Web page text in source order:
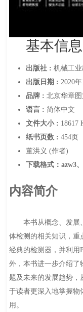
基本信息
出版社 : 机械工业
出版日期 : 2020
品牌 : 北京华章
语言 : 简体中文
文件大小 : 18617
纸书页数 : 454页
董洪义 (作者)
下载格式：azw3
内容简介
本书从概念、发展、
体检测的相关知识，重
经典的检测器，并利用
外，本书进一步介绍了
题及未来的发展趋势，
于读者更深入地掌握物
用。